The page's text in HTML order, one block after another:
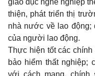
giáo dục nghề nghiệp
thiện, phát triển thị
nhà nước về lao động;
của người lao động.
Thực hiện tốt các
bảo hiểm thất nghiệp;